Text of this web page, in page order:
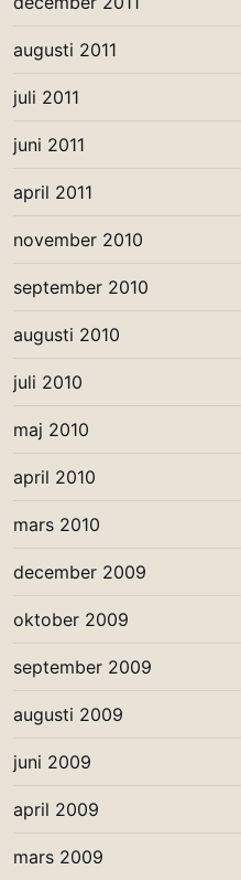
augusti 2011
juli 2011
juni 2011
april 2011
november 2010
september 2010
augusti 2010
juli 2010
maj 2010
april 2010
mars 2010
december 2009
oktober 2009
september 2009
augusti 2009
juni 2009
april 2009
mars 2009